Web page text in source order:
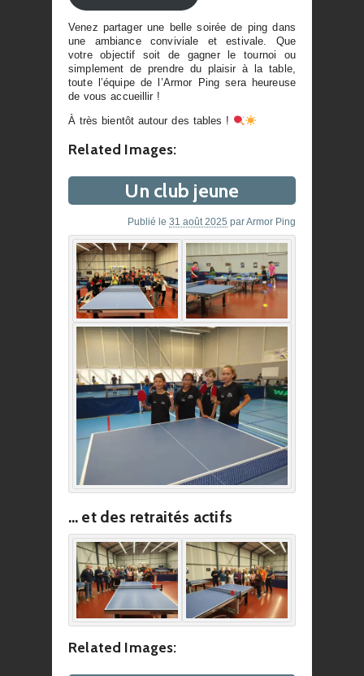
Venez partager une belle soirée de ping dans
une ambiance conviviale et estivale. Que
votre objectif soit de gagner le tournoi ou
simplement de prendre du plaisir à la table,
toute l’équipe de l’Armor Ping sera heureuse
de vous accueillir !
À très bientôt autour des tables !
Related Images:
Un club jeune
Publié le 31 août 2025 par Armor Ping
… et des retraités actifs
Related Images: